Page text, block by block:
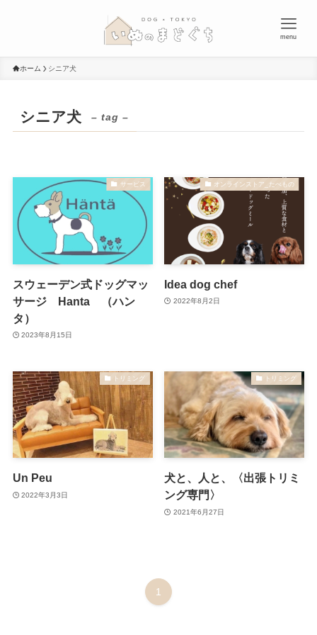
menu
ホーム シニア犬
シニア犬 – tag –
サービス
スウェーデン式ドッグマッ
サージ Hanta （ハン
タ）
2023年8月15日
オンラインストア_たべもの
Idea dog chef
2022年8月2日
トリミング
Un Peu
2022年3月3日
トリミング
犬と、人と、〈出張トリミ
ング専門〉
2021年6月27日
1